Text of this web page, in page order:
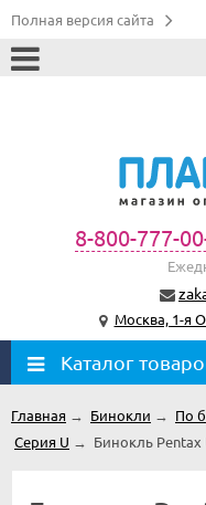
Полная версия сайта
8-800-777-
Москва, 1-я
Каталог
Главная → Бинокли → По
Серия U → Бинокль Pentax